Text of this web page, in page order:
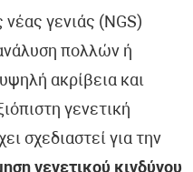
γενιάς (NGS)
πολλών ή
ακρίβεια και
γενετική
σχεδιαστεί για την